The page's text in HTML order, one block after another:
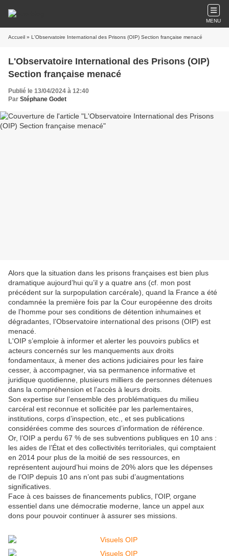
MENU
Accueil » L'Observatoire International des Prisons (OIP) Section française menacé
L'Observatoire International des Prisons (OIP)
Section française menacé
Publié le 13/04/2024 à 12:40
Par Stéphane Godet
Alors que la situation dans les prisons françaises est bien plus
dramatique aujourd’hui qu’il y a quatre ans (cf. mon post
précédent sur la surpopulation carcérale), quand la France a été
condamnée la première fois par la Cour européenne des droits
de l’homme pour ses conditions de détention inhumaines et
dégradantes, l’Observatoire international des prisons (OIP) est
menacé.
L'OIP s’emploie à informer et alerter les pouvoirs publics et
acteurs concernés sur les manquements aux droits
fondamentaux, à mener des actions judiciaires pour les faire
cesser, à accompagner, via sa permanence informative et
juridique quotidienne, plusieurs milliers de personnes détenues
dans la compréhension et l’accès à leurs droits.
Son expertise sur l’ensemble des problématiques du milieu
carcéral est reconnue et sollicitée par les parlementaires,
institutions, corps d’inspection, etc., et ses publications
considérées comme des sources d’information de référence.
Or, l’OIP a perdu 67 % de ses subventions publiques en 10 ans :
les aides de l’État et des collectivités territoriales, qui comptaient
en 2014 pour plus de la moitié de ses ressources, en
représentent aujourd’hui moins de 20% alors que les dépenses
de l’OIP depuis 10 ans n’ont pas subi d’augmentations
significatives.
Face à ces baisses de financements publics, l'OIP, organe
essentiel dans une démocratie moderne, lance un appel aux
dons pour pouvoir continuer à assurer ses missions.